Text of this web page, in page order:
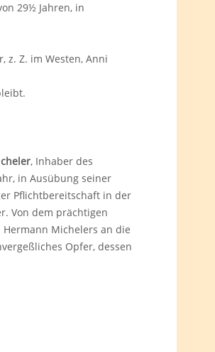
29½ Jahren, in
z. Z. im Westen, Anni
, Inhaber des
in Ausübung seiner
Pflichtbereitschaft in der
Von dem prächtigen
Michelers an die
Opfer, dessen